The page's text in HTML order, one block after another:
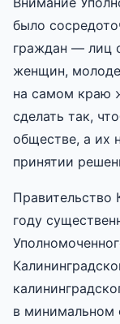
было
граждан — лиц
женщин,
на самом краю
сделать так,
обществе, а их
принятии
Правительство
году
в минимальном